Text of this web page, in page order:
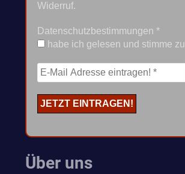
Widerruf.
Datenschutzbestimmungen *
habe ich gelesen und stimme zu
Über uns